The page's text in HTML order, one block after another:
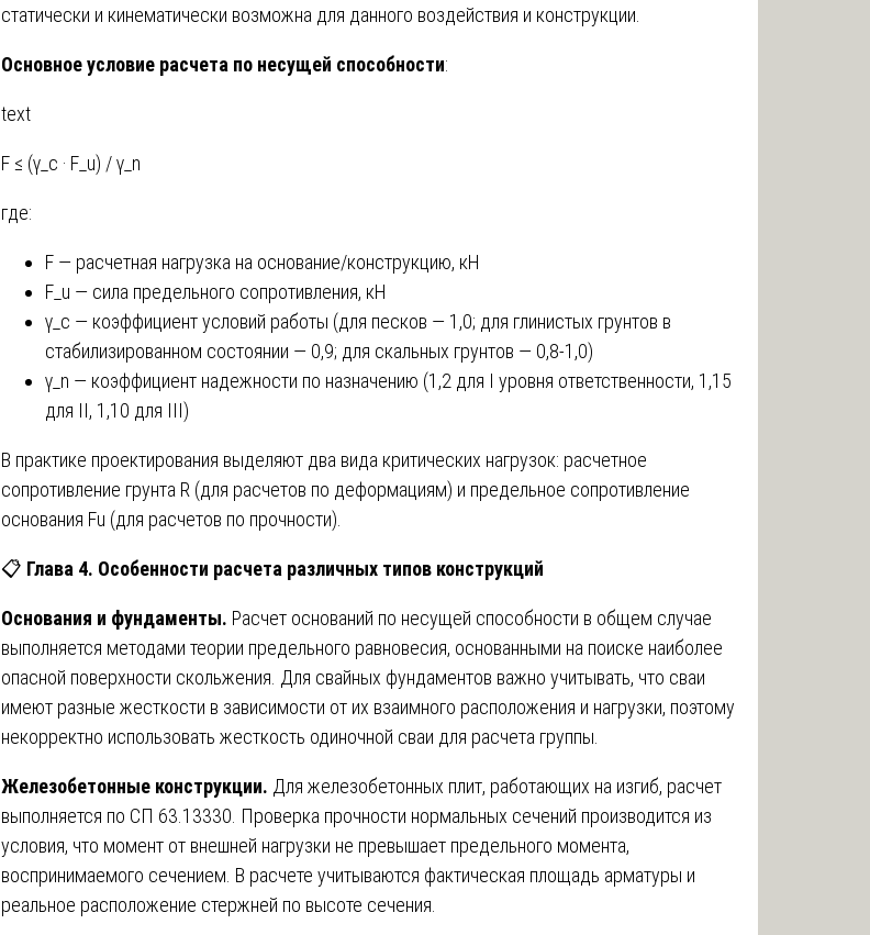
статически и кинематически возможна для данного воздействия и конструкции.
Основное условие расчета по несущей способности:
text
F ≤ (γ_c · F_u) / γ_n
где:
F — расчетная нагрузка на основание/конструкцию, кН
F_u — сила предельного сопротивления, кН
γ_c — коэффициент условий работы (для песков — 1,0; для глинистых грунтов в
стабилизированном состоянии — 0,9; для скальных грунтов — 0,8-1,0)
γ_n — коэффициент надежности по назначению (1,2 для I уровня ответственности, 1,15
для II, 1,10 для III)
В практике проектирования выделяют два вида критических нагрузок: расчетное
сопротивление грунта R (для расчетов по деформациям) и предельное сопротивление
основания Fu (для расчетов по прочности).
📋 Глава 4. Особенности расчета различных типов конструкций
Основания и фундаменты. Расчет оснований по несущей способности в общем случае
выполняется методами теории предельного равновесия, основанными на поиске наиболее
опасной поверхности скольжения. Для свайных фундаментов важно учитывать, что сваи
имеют разные жесткости в зависимости от их взаимного расположения и нагрузки, поэтому
некорректно использовать жесткость одиночной сваи для расчета группы.
Железобетонные конструкции. Для железобетонных плит, работающих на изгиб, расчет
выполняется по СП 63.13330. Проверка прочности нормальных сечений производится из
условия, что момент от внешней нагрузки не превышает предельного момента,
воспринимаемого сечением. В расчете учитываются фактическая площадь арматуры и
реальное расположение стержней по высоте сечения.